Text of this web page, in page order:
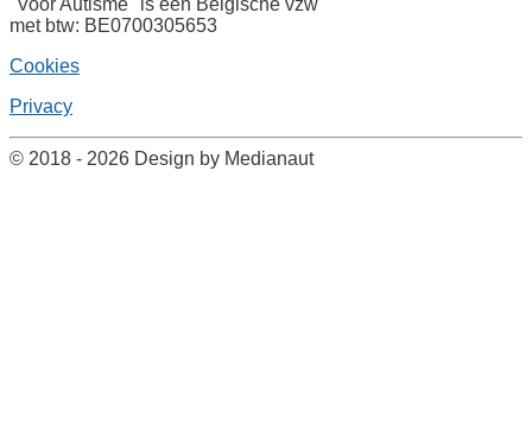
"Voor Autisme" is een Belgische vzw
met btw: BE0700305653
Cookies
Privacy
© 2018 - 2026 Design by Medianaut